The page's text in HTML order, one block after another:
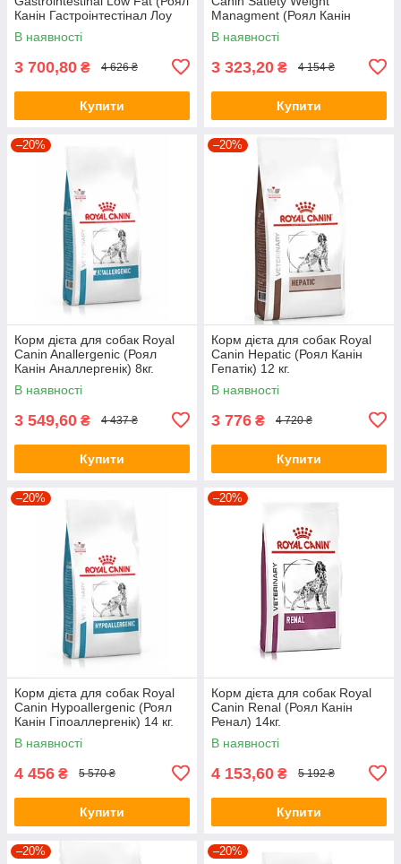
Канін Гастроінтестінал Лоу
Фет) 12 кг.
В наявності
3 700,80 ₴ 4 626 ₴
Купити
Managment (Роял Канін
Сетаеті Вейт Менеджмент)
12 кг
В наявності
3 323,20 ₴ 4 154 ₴
Купити
–20%
Корм дієта для собак Royal
Canin Anallergenic (Роял
Канін Аналлергенік) 8кг.
В наявності
3 549,60 ₴ 4 437 ₴
Купити
–20%
Корм дієта для собак Royal
Canin Hepatic (Роял Канін
Гепатік) 12 кг.
В наявності
3 776 ₴ 4 720 ₴
Купити
–20%
Корм дієта для собак Royal
Canin Hypoallergenic (Роял
Канін Гіпоаллергенік) 14 кг.
В наявності
4 456 ₴ 5 570 ₴
Купити
–20%
Корм дієта для собак Royal
Canin Renal (Роял Канін
Ренал) 14кг.
В наявності
4 153,60 ₴ 5 192 ₴
Купити
–20% –20%